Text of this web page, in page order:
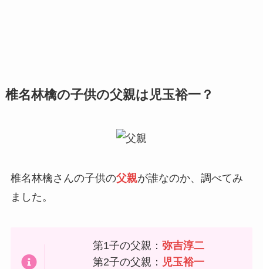
椎名林檎の子供の父親は児玉裕一？
椎名林檎さんの子供の父親が誰なのか、調べてみ
ました。
第1子の父親：弥吉淳二
第2子の父親： 児玉裕一